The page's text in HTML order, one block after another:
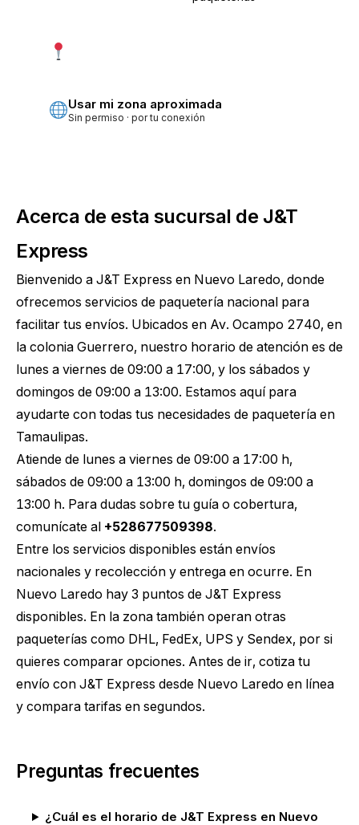
Usar mi zona aproximada
Sin permiso · por tu conexión
Acerca de esta sucursal de J&T
Express
Bienvenido a J&T Express en Nuevo Laredo, donde
ofrecemos servicios de paquetería nacional para
facilitar tus envíos. Ubicados en Av. Ocampo 2740, en
la colonia Guerrero, nuestro horario de atención es de
lunes a viernes de 09:00 a 17:00, y los sábados y
domingos de 09:00 a 13:00. Estamos aquí para
ayudarte con todas tus necesidades de paquetería en
Tamaulipas.
Atiende de lunes a viernes de 09:00 a 17:00 h,
sábados de 09:00 a 13:00 h, domingos de 09:00 a
13:00 h. Para dudas sobre tu guía o cobertura,
comunícate al +528677509398.
Entre los servicios disponibles están envíos
nacionales y recolección y entrega en ocurre. En
Nuevo Laredo hay 3 puntos de J&T Express
disponibles. En la zona también operan otras
paqueterías como DHL, FedEx, UPS y Sendex, por si
quieres comparar opciones. Antes de ir, cotiza tu
envío con J&T Express desde Nuevo Laredo en línea
y compara tarifas en segundos.
Preguntas frecuentes
¿Cuál es el horario de J&T Express en Nuevo